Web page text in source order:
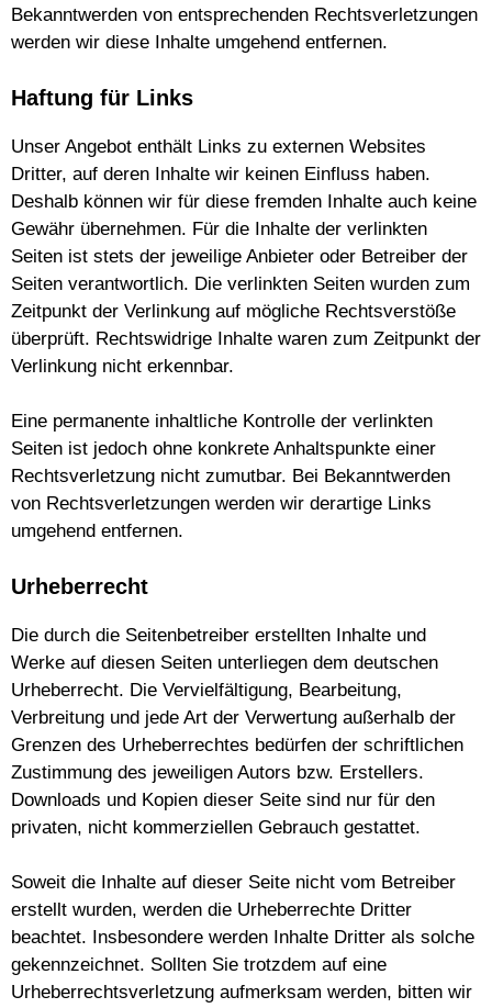
Bekanntwerden von entsprechenden Rechtsverletzungen
werden wir diese Inhalte umgehend entfernen.
Haftung für Links
Unser Angebot enthält Links zu externen Websites
Dritter, auf deren Inhalte wir keinen Einfluss haben.
Deshalb können wir für diese fremden Inhalte auch keine
Gewähr übernehmen. Für die Inhalte der verlinkten
Seiten ist stets der jeweilige Anbieter oder Betreiber der
Seiten verantwortlich. Die verlinkten Seiten wurden zum
Zeitpunkt der Verlinkung auf mögliche Rechtsverstöße
überprüft. Rechtswidrige Inhalte waren zum Zeitpunkt der
Verlinkung nicht erkennbar.
Eine permanente inhaltliche Kontrolle der verlinkten
Seiten ist jedoch ohne konkrete Anhaltspunkte einer
Rechtsverletzung nicht zumutbar. Bei Bekanntwerden
von Rechtsverletzungen werden wir derartige Links
umgehend entfernen.
Urheberrecht
Die durch die Seitenbetreiber erstellten Inhalte und
Werke auf diesen Seiten unterliegen dem deutschen
Urheberrecht. Die Vervielfältigung, Bearbeitung,
Verbreitung und jede Art der Verwertung außerhalb der
Grenzen des Urheberrechtes bedürfen der schriftlichen
Zustimmung des jeweiligen Autors bzw. Erstellers.
Downloads und Kopien dieser Seite sind nur für den
privaten, nicht kommerziellen Gebrauch gestattet.
Soweit die Inhalte auf dieser Seite nicht vom Betreiber
erstellt wurden, werden die Urheberrechte Dritter
beachtet. Insbesondere werden Inhalte Dritter als solche
gekennzeichnet. Sollten Sie trotzdem auf eine
Urheberrechtsverletzung aufmerksam werden, bitten wir